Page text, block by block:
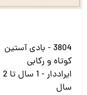
3804 - بادی آستین
کوتاه و رکابی
ایراددار - 1 سال تا 2
سال